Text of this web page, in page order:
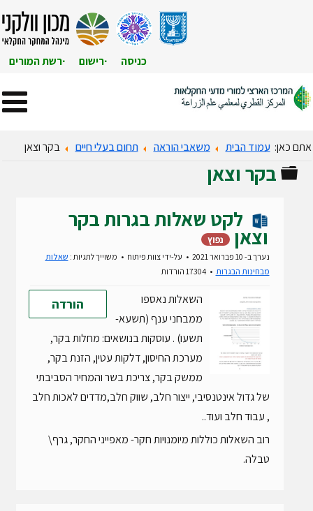
כניסה רישום רשת המורים
אתם כאן: עמוד הבית משאבי הוראה תחום בעלי חיים בקר וצאן
תיקייה
בקר וצאן
לקט שאלות בגרות בקר
וצאן נפוץ
נערך ב- 10 פברואר 2021 על-ידי צוות פיתוח משוייך לתגיות : שאלות
מבחינות הבגרות
הורדה
השאלות נאספו
ממבחני ענף (תשעא-
תשעו) . עוסקות בנושאים: מחלות בקר,
מערכת החיסון, דלקות עטין, הזנת בקר,
ממשק בקר, צריכת בשר והמחיר הסביבתי
של גדול אינטנסיבי, ייצור חלב, שווק חלב,מדדים לאכות חלב
, עבוד חלב ועוד..
רוב השאלות כוללות מיומנויות חקר- מאפייני החקר, גרף\
טבלה.